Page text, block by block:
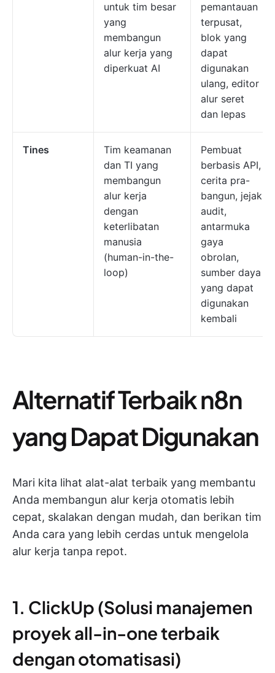
untuk tim besar
yang
membangun
alur kerja yang
diperkuat AI
pemantauan
terpusat,
blok yang
dapat
digunakan
ulang, editor
alur seret
dan lepas
Tines
Tim keamanan
dan TI yang
membangun
alur kerja
dengan
keterlibatan
manusia
(human-in-the-
loop)
Pembuat
berbasis API,
cerita pra-
bangun, jejak
audit,
antarmuka
gaya
obrolan,
sumber daya
yang dapat
digunakan
kembali
Alternatif Terbaik n8n
yang Dapat Digunakan
Mari kita lihat alat-alat terbaik yang membantu
Anda membangun alur kerja otomatis lebih
cepat, skalakan dengan mudah, dan berikan tim
Anda cara yang lebih cerdas untuk mengelola
alur kerja tanpa repot.
1. ClickUp (Solusi manajemen
proyek all-in-one terbaik
dengan otomatisasi)